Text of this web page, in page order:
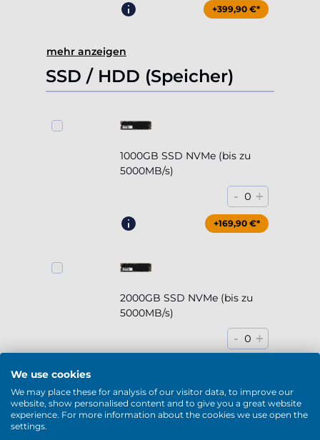
+399,90 €*
mehr anzeigen
SSD / HDD (Speicher)
1000GB SSD NVMe (bis zu
5000MB/s)
- 0 +
+169,90 €*
2000GB SSD NVMe (bis zu
5000MB/s)
- 0 +
We use cookies
We may place these for analysis of our visitor data, to improve our
website, show personalised content and to give you a great website
experience. For more information about the cookies we use open the
settings.